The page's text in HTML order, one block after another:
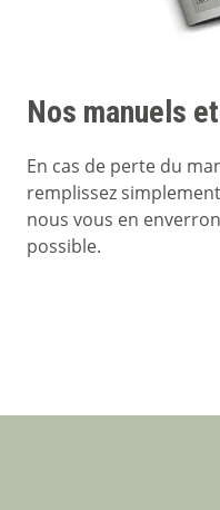
Nos manuels
En cas de perte du
remplissez
nous vous en
possible.